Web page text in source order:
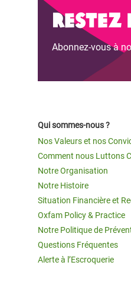
Abonnez-vous à
Qui sommes-nous ?
Nos Valeurs et nos
Comment nous Luttons
Notre Organisation
Notre Histoire
Situation Financière et
Oxfam Policy & Practice
Notre Politique de
Questions Fréquentes
Alerte à l’Escroquerie